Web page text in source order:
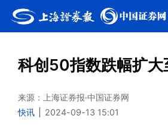
科创50指数跌幅扩大
来源：上海证券报·中国证券网
快讯
2024-09-13 15:01